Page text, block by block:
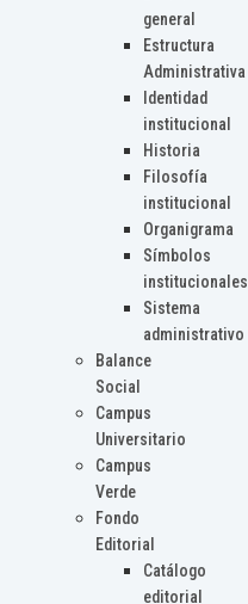
general
Estructura
Administrativa
Identidad
institucional
Historia
Filosofía
institucional
Organigrama
Símbolos
institucionales
Sistema
administrativo
Balance
Social
Campus
Universitario
Campus
Verde
Fondo
Editorial
Catálogo
editorial